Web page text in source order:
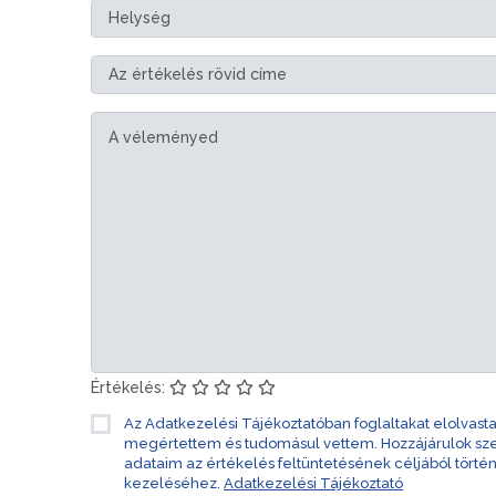
Értékelés:
Az Adatkezelési Tájékoztatóban foglaltakat
megértettem és tudomásul vettem. Hozzájárulok
adataim az értékelés feltüntetésének céljából
kezeléséhez. Adatkezelési Tájékoztató